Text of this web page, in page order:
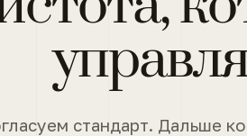
стандарт. Дальше